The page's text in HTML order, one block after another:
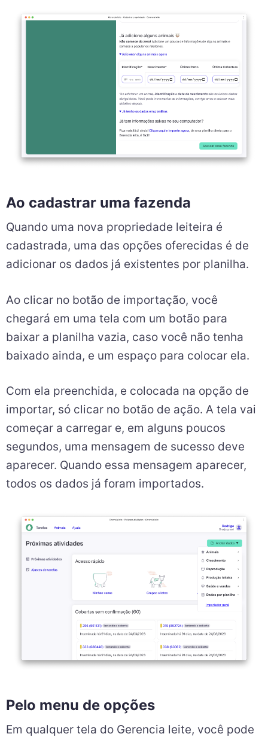
Ao cadastrar uma fazenda
Quando uma nova propriedade leiteira é
cadastrada, uma das opções oferecidas é de
adicionar os dados já existentes por planilha.
Ao clicar no botão de importação, você
chegará em uma tela com um botão para
baixar a planilha vazia, caso você não tenha
baixado ainda, e um espaço para colocar ela.
Com ela preenchida, e colocada na opção de
importar, só clicar no botão de ação. A tela vai
começar a carregar e, em alguns poucos
segundos, uma mensagem de sucesso deve
aparecer. Quando essa mensagem aparecer,
todos os dados já foram importados.
Pelo menu de opções
Em qualquer tela do Gerencia leite, você pode